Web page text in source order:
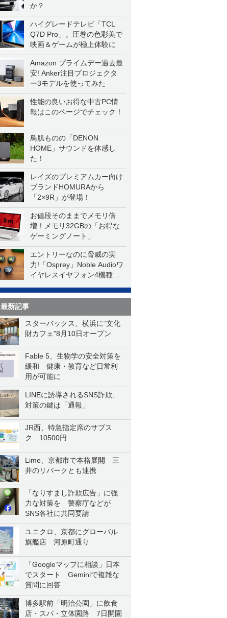
か？
ハイグレードテレビ「TCL
Q7D Pro」。圧巻の色彩美で
映画＆ゲームが極上体験に
Amazon プライムデー過去最
安! Anker注目プロジェクタ
ー3モデルを使ってみた
性能の良いお得な中古PC情
報はこのページでチェック！
鳥肌ものの「DENON
HOME」サウンドを体感し
た！
レイズのプレミアムカー向け
ブランドHOMURAから
「2×9R」が登場！
お値段そのままでメモリ倍
増！メモリ32GBの「お得な
ゲーミングノート」
エントリーなのに脅威の実
力!「Osprey」Noble Audioワ
イヤレスイヤフォン4機種を
最新記事
スターバックス、横浜に“文化
財カフェ”8月10日オープン
Fable 5、生物学の安全対策を
緩和 健康・教育など日常利
用が可能に
LINEに誘導されるSNS詐欺、
対策の鍵は「通報」
JR西、特急指定席のサブス
ク 10500円
Lime、京都市で本格展開 三
井のリパークとも連携
「なりすまし詐欺広告」に強
力な対策を 警察庁などが
SNS各社に共同要請
ユニクロ、京都にグローバル
旗艦店 河原町通り
「Googleマップに相談」日本
でスタート Geminiで複雑な
質問に回答
博多駅前「明治公園」に飲食
店・スパ・立体園路 7日開園